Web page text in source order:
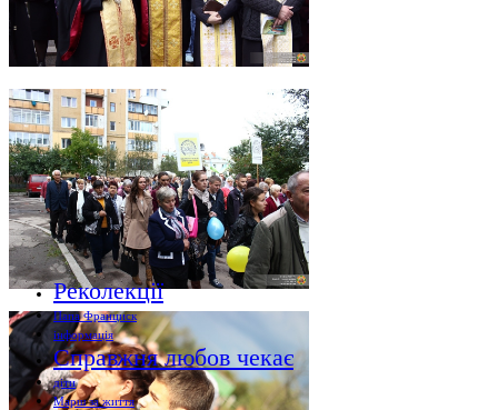
Реколекції
Папа Франциск
інформація
Справжня любов чекає
діти
Марш за життя